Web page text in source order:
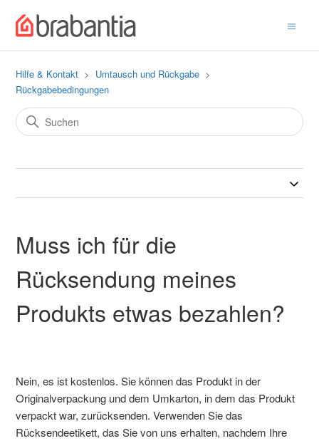
Hilfe & Kontakt
Umtausch und Rückgabe
Rückgabebedingungen
Muss ich für die
Rücksendung meines
Produkts etwas bezahlen?
Nein, es ist kostenlos. Sie können das Produkt in der
Originalverpackung und dem Umkarton, in dem das Produkt
verpackt war, zurücksenden. Verwenden Sie das
Rücksendeetikett, das Sie von uns erhalten, nachdem Ihre